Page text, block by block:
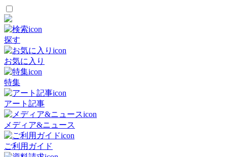
探す
お気に入り
特集
アート記事
メディア&ニュース
ご利用ガイド